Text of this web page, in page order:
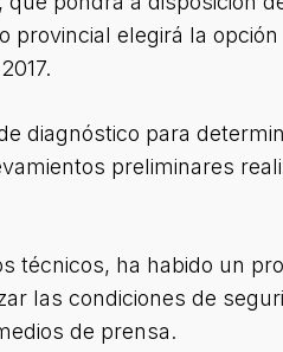
provincial elegirá la
diagnóstico para
preliminares
técnicos, ha habido un
las condiciones de
de prensa.